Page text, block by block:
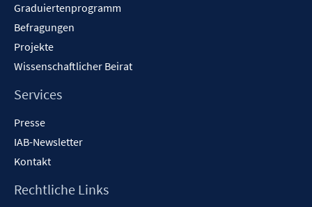
Graduiertenprogramm
Befragungen
Projekte
Wissenschaftlicher Beirat
Services
Presse
IAB-Newsletter
Kontakt
Rechtliche Links